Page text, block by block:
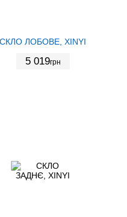
СКЛО ЛОБОВЕ, XINYI
5 019грн